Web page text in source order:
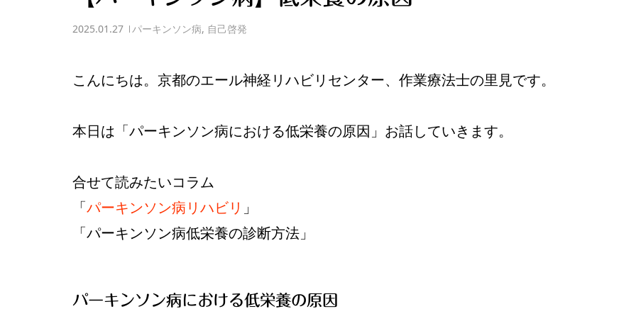
2025.01.27 パーキンソン病, 自己啓発
こんにちは。京都のエール神経リハビリセンター、作業療法士の里見です。
本日は「パーキンソン病における低栄養の原因」お話していきます。
合せて読みたいコラム
「パーキンソン病リハビリ 」
「パーキンソン病低栄養の診断方法」
パーキンソン病における低栄養の原因